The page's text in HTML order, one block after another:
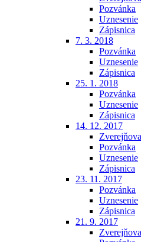
Pozvánka
Uznesenie
Zápisnica
7. 3. 2018
Pozvánka
Uznesenie
Zápisnica
25. 1. 2018
Pozvánka
Uznesenie
Zápisnica
14. 12. 2017
Pozvánka
Uznesenie
Zápisnica
23. 11. 2017
Pozvánka
Uznesenie
Zápisnica
21. 9. 2017